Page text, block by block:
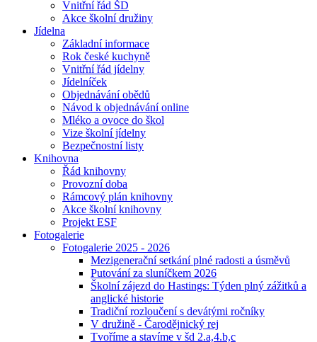
Vnitřní řád ŠD
Akce školní družiny
Jídelna
Základní informace
Rok české kuchyně
Vnitřní řád jídelny
Jídelníček
Objednávání obědů
Návod k objednávání online
Mléko a ovoce do škol
Vize školní jídelny
Bezpečnostní listy
Knihovna
Řád knihovny
Provozní doba
Rámcový plán knihovny
Akce školní knihovny
Projekt ESF
Fotogalerie
Fotogalerie 2025 - 2026
Mezigenerační setkání plné radosti a úsměvů
Putování za sluníčkem 2026
Školní zájezd do Hastings: Týden plný zážitků a
anglické historie
Tradiční rozloučení s devátými ročníky
V družině - Čarodějnický rej
Tvoříme a stavíme v šd 2.a,4.b,c